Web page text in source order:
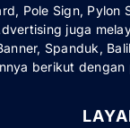
Pole Sign, Pylon
juga
Spanduk,
berikut dengan